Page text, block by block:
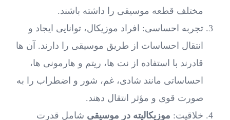
مختلف قطعه موسیقی را داشته باشند.
تجربه احساسی: افراد موزیکال، توانایی ایجاد و
انتقال احساسات از طریق موسیقی را دارند. آن ‌ها
قادرند با استفاده از نت ‌ها، ریتم و هارمونی ‌ها،
احساساتی مانند شادی، غم، شور و اضطراب را به
صورت قوی و مؤثر انتقال دهند.
خلاقیت: موزیکالیته در موسیقی شامل قدرت